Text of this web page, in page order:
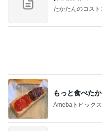
高橋英樹 帝国